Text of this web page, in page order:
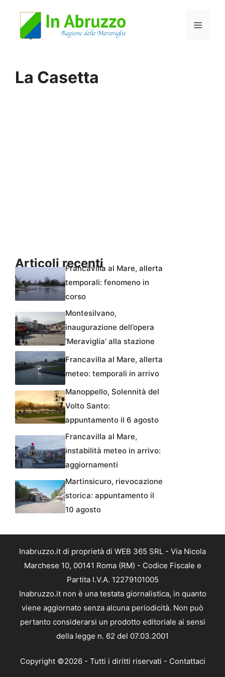
Menu
La Casetta
Articoli recentiFrancavilla al Mare, allerta
temporali: fenomeno in
corso
Montesilvano,
inaugurazione dell’opera
‘Meraviglia’ alla stazione
Francavilla al Mare, allerta
meteo: temporali in arrivo
Manoppello, Solennità del
Volto Santo:
appuntamento il 6 agosto
Francavilla al Mare,
instabilità meteo in arrivo:
aggiornamenti
Martinsicuro, rievocazione
storica: appuntamento il
10 agosto
Inabruzzo.it di proprietà di WEB 365 SRL - Via Nicola
Marchese 10, 00141 Roma (RM) - Codice Fiscale e
Partita I.V.A. 12279101005
Inabruzzo.it non è una testata giornalistica, in quanto
viene aggiornato senza alcuna periodicità. Non può
pertanto considerarsi un prodotto editoriale ai sensi
della legge n. 62 del 07.03.2001
Copyright ©2026 - Tutti i diritti riservati - Contattaci